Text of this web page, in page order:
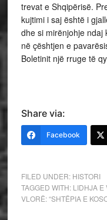
trevat e Shqipërisë.
kujtimi i saj është i
dhe si mirënjohje ndaj
në çështjen e
Boletinit një rruge të
Share via:
Facebook
FILED UNDER: HISTORI
TAGGED WITH: LIDHJA E
VLORË: “SHTËPIA E